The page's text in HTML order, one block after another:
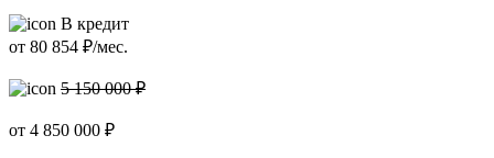
В кредит
от 80 854 ₽/мес.
5 150 000 ₽
от 4 850 000 ₽